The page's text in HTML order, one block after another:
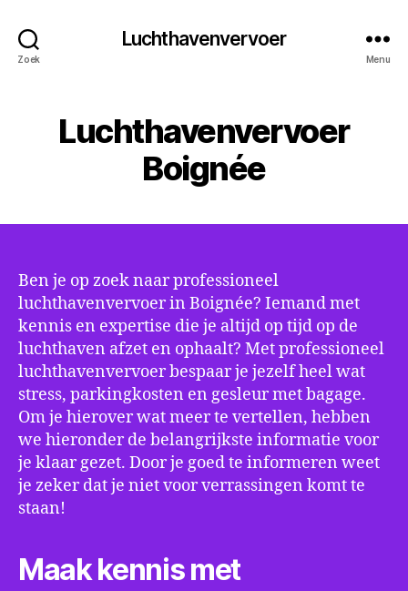
Zoek
Luchthavenvervoer
Menu
Luchthavenvervoer
Boignée
Ben je op zoek naar professioneel
luchthavenvervoer in Boignée? Iemand met
kennis en expertise die je altijd op tijd op de
luchthaven afzet en ophaalt? Met professioneel
luchthavenvervoer bespaar je jezelf heel wat
stress, parkingkosten en gesleur met bagage.
Om je hierover wat meer te vertellen, hebben
we hieronder de belangrijkste informatie voor
je klaar gezet. Door je goed te informeren weet
je zeker dat je niet voor verrassingen komt te
staan!
Maak kennis met